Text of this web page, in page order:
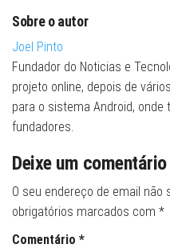
Sobre o autor
Joel Pinto
Fundador do Noticias e
projeto online, depois de
para o sistema Android,
fundadores.
Deixe um comentário
O seu endereço de email não
obrigatórios marcados com *
Comentário *